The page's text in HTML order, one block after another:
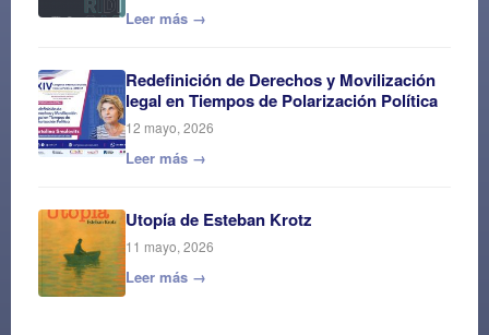
Leer más →
Redefinición de Derechos y Movilización
legal en Tiempos de Polarización Política
12 mayo, 2026
Leer más →
Utopía de Esteban Krotz
11 mayo, 2026
Leer más →